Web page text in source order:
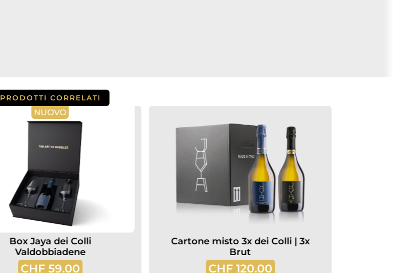
PRODOTTI CORRELATI
NUOVO
Box Jaya dei Colli
Valdobbiadene
CHF59.00
Cartone misto 3x dei Colli | 3x
Brut
CHF 120.00